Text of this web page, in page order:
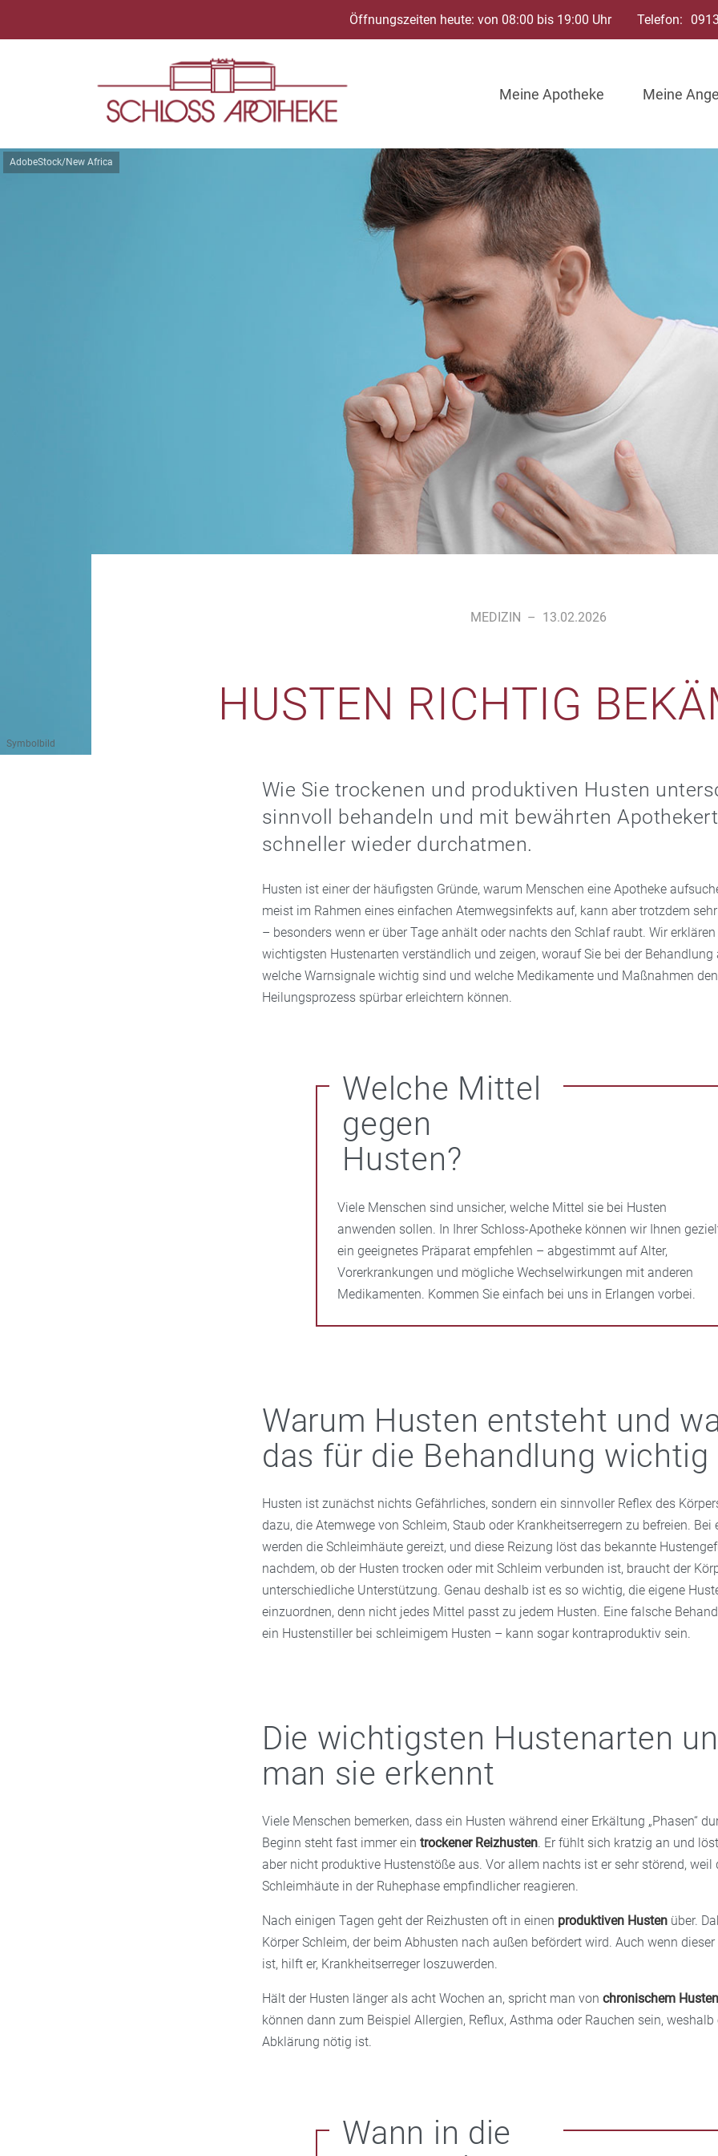
Öffnungszeiten heute: von 08:00 bis 19:00 Uhr Telefon:
Meine Apotheke Meine
AdobeStock/New Africa
Symbolbild
MEDIZIN – 13.02.2026
HUSTEN RICHTIG
Wie Sie trockenen und produktiven Husten
sinnvoll behandeln und mit bewährten
schneller wieder durchatmen.
Husten ist einer der häufigsten Gründe, warum Menschen eine Apotheke
meist im Rahmen eines einfachen Atemwegsinfekts auf, kann aber trotzdem
– besonders wenn er über Tage anhält oder nachts den Schlaf raubt. Wir
wichtigsten Hustenarten verständlich und zeigen, worauf Sie bei der Behandlung
welche Warnsignale wichtig sind und welche Medikamente und Maßnahmen den
Heilungsprozess spürbar erleichtern können.
Welche Mittel
gegen
Husten?
Viele Menschen sind unsicher, welche Mittel sie bei Husten
anwenden sollen. In Ihrer Schloss-Apotheke können wir Ihnen
ein geeignetes Präparat empfehlen – abgestimmt auf Alter,
Vorerkrankungen und mögliche Wechselwirkungen mit anderen
Medikamenten. Kommen Sie einfach bei uns in Erlangen vorbei.
Warum Husten entsteht und
das für die Behandlung wichtig
Husten ist zunächst nichts Gefährliches, sondern ein sinnvoller Reflex des
dazu, die Atemwege von Schleim, Staub oder Krankheitserregern zu befreien. Bei
werden die Schleimhäute gereizt, und diese Reizung löst das bekannte
nachdem, ob der Husten trocken oder mit Schleim verbunden ist, braucht der
unterschiedliche Unterstützung. Genau deshalb ist es so wichtig, die eigene
einzuordnen, denn nicht jedes Mittel passt zu jedem Husten. Eine falsche
ein Hustenstiller bei schleimigem Husten – kann sogar kontraproduktiv sein.
Die wichtigsten Hustenarten
man sie erkennt
Viele Menschen bemerken, dass ein Husten während einer Erkältung „Phasen“
Beginn steht fast immer ein trockener Reizhusten. Er fühlt sich kratzig an und
aber nicht produktive Hustenstöße aus. Vor allem nachts ist er sehr störend, weil
Schleimhäute in der Ruhephase empfindlicher reagieren.
Nach einigen Tagen geht der Reizhusten oft in einen produktiven Hustenüber.
Körper Schleim, der beim Abhusten nach außen befördert wird. Auch wenn
ist, hilft er, Krankheitserreger loszuwerden.
Hält der Husten länger als acht Wochen an, spricht man von chronischem Husten
können dann zum Beispiel Allergien, Reflux, Asthma oder Rauchen sein,
Abklärung nötig ist.
Wann in die